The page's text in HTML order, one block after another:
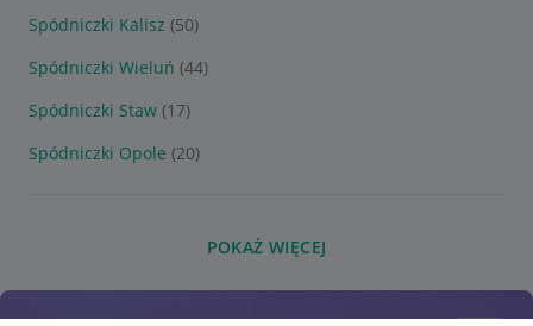
Spódniczki Kalisz (50)
Spódniczki Wieluń (44)
Spódniczki Staw (17)
Spódniczki Opole (20)
POKAŻ WIĘCEJ